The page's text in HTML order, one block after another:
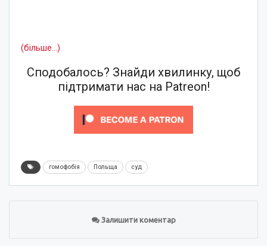
(більше…)
Сподобалось? Знайди хвилинку, щоб
підтримати нас на Patreon!
гомофобія Польща суд
Залишити коментар